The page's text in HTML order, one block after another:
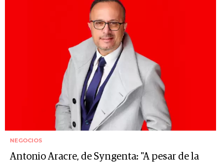
NEGOCIOS
Antonio Aracre, de Syngenta: "A pesar de la